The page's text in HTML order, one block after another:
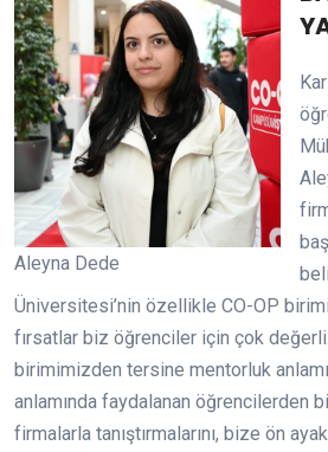
Aleyna Dede
Üniversitesi’nin özellikle CO-OP
fırsatlar biz öğrenciler için çok
birimimizden tersine mentorluk
anlamında faydalanan öğrencilerden
firmalarla tanıştırmalarını, bize ön